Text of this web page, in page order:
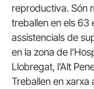
reproductiva. Són
treballen en els 63
assistencials de
en la zona de
Llobregat, l’Alt
Treballen en xarxa